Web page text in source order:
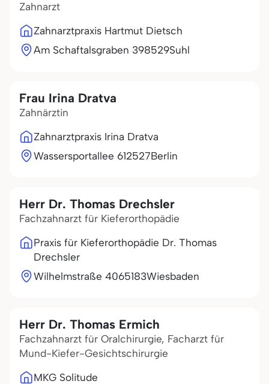
Zahnarzt
Zahnarztpraxis Hartmut Dietsch
Am Schaftalsgraben 398529Suhl
Frau Irina Dratva
Zahnärztin
Zahnarztpraxis Irina Dratva
Wassersportallee 612527Berlin
Herr Dr. Thomas Drechsler
Fachzahnarzt für Kieferorthopädie
Praxis für Kieferorthopädie Dr. Thomas
Drechsler
Wilhelmstraße 4065183Wiesbaden
Herr Dr. Thomas Ermich
Fachzahnarzt für Oralchirurgie, Facharzt für
Mund-Kiefer-Gesichtschirurgie
MKG Solitude